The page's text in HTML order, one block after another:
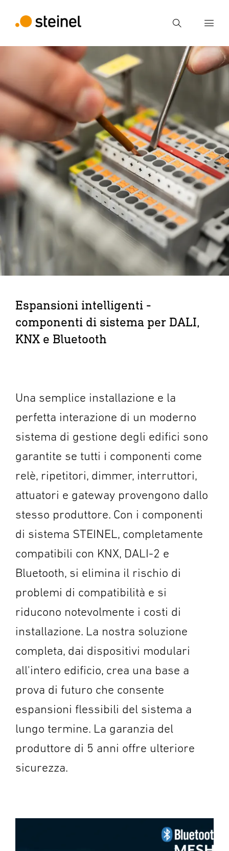
Ricerca
Inserire il termine di ricerca
Espansioni intelligenti -
componenti di sistema per DALI,
KNX e Bluetooth
Una semplice installazione e la
perfetta interazione di un moderno
sistema di gestione degli edifici sono
garantite se tutti i componenti come
relè, ripetitori, dimmer, interruttori,
attuatori e gateway provengono dallo
stesso produttore. Con i componenti
di sistema STEINEL, completamente
compatibili con KNX, DALI-2 e
Bluetooth, si elimina il rischio di
problemi di compatibilità e si
riducono notevolmente i costi di
installazione. La nostra soluzione
completa, dai dispositivi modulari
all'intero edificio, crea una base a
prova di futuro che consente
espansioni flessibili del sistema a
lungo termine. La garanzia del
produttore di 5 anni offre ulteriore
sicurezza.